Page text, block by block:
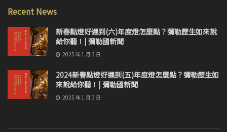
Recent News
新春點燈好運到(六)年度燈怎麼點？彌勒歷生如來說
給你聽！| 彌勒國新聞
2025 年 1 月 3 日
2024新春點燈好運到(五)年度燈怎麼點？彌勒歷生如
來說給你聽！| 彌勒國新聞
2025 年 1 月 3 日